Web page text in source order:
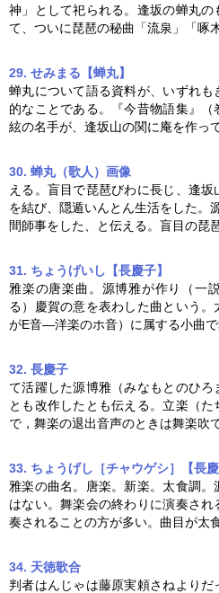
神」として祀られる。逢坂の蝉丸の
て、ついに琵琶の秘曲「流泉」「啄
29. せみまる【蝉丸】
蝉丸について語る資料が、いずれ
的なことである。『今昔物語集』（
絃の名手が、逢坂山の関に庵を作っ
30. 蝉丸（歌人） 画像
える。盲目で琵琶びわに長じ、逢
を結び、隠遁いんとん生活をした。
間師事をした、と伝える。盲目の琵
31. ちょうげいし【長慶子】
雅楽の唐楽曲。 源博雅が作り（一
る）慶賀の意を表わした曲という
がE音―洋楽のホ音）に属する小曲
32. 長慶子
て活躍した源博雅 （みなもとのひ
とも改作したとも伝える。立楽（
で，舞楽の退出音声のときは舞楽吹
33. ちょうげし［チャウゲシ］【長慶
雅楽の曲名。唐楽。新楽。太食調。
はない。舞楽会の終わりに演奏さ
奏されることの方が多い。曲目が太
34. 天徳歌合
判者はんじゃは藤原実頼さねより